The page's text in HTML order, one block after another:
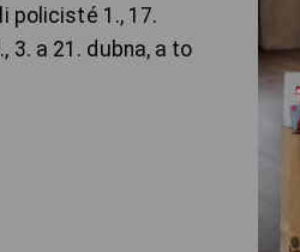
policisté 1., 17.
3. a 21. dubna, a to